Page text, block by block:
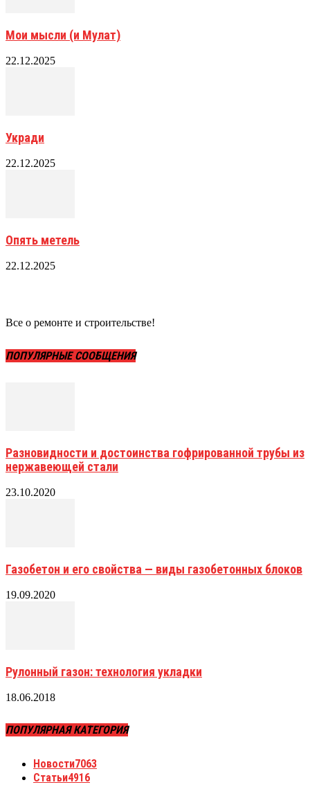
Мои мысли (и Мулат)
22.12.2025
Укради
22.12.2025
Опять метель
22.12.2025
Все о ремонте и строительстве!
ПОПУЛЯРНЫЕ СООБЩЕНИЯ
Разновидности и достоинства гофрированной трубы из
нержавеющей стали
23.10.2020
Газобетон и его свойства — виды газобетонных блоков
19.09.2020
Рулонный газон: технология укладки
18.06.2018
ПОПУЛЯРНАЯ КАТЕГОРИЯ
Новости7063
Статьи4916